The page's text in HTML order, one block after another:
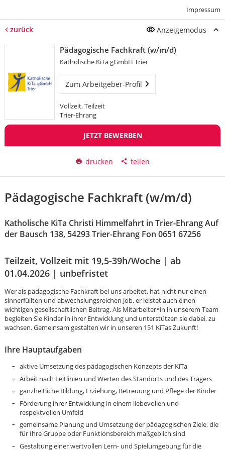
Impressum
zurück Anzeigemodus
Pädagogische Fachkraft (w/m/d)
Katholische KiTa gGmbH Trier
Zum Arbeitgeber-Profil
Vollzeit, Teilzeit
Trier-Ehrang
JETZT BEWERBEN
drucken teilen
Pädagogische Fachkraft (w/m/d)
Katholische KiTa Christi Himmelfahrt in Trier-Ehrang Auf
der Bausch 138, 54293 Trier-Ehrang Fon 0651 67256
Teilzeit, Vollzeit mit 19,5-39h/Woche | ab
01.04.2026 | unbefristet
Wer als pädagogische Fachkraft bei uns arbeitet, hat nicht nur einen
sinnerfüllten und abwechslungsreichen Job, er leistet auch einen
wichtigen gesellschaftlichen Beitrag. Als Mitarbeiter*in in unserem Team
begleiten Sie Kinder in ihrer Entwicklung und unterstützen sie dabei, zu
wachsen. Gemeinsam gestalten wir in unseren 151 KiTas Zukunft!
Ihre Hauptaufgaben
aktive Umsetzung des pädagogischen Konzepts der KiTa
Arbeit nach Leitlinien und Werten des Standorts und des Trägers
ganzheitliche Bildung, Erziehung, Betreuung und Pflege der Kinder
Förderung ihrer Entwicklung in einem liebevollen und
respektvollen Umfeld
gemeinsame Planung und Umsetzung der pädagogischen Ziele, die
für Ihre Gruppe oder Funktionsbereich maßgeblich sind
Gestaltung einer wertvollen Lern- und Spielumgebung für die
Karte anzeigen